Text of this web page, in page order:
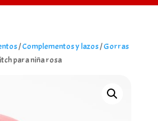
/Complementos y lazos/Gorras
para niña rosa